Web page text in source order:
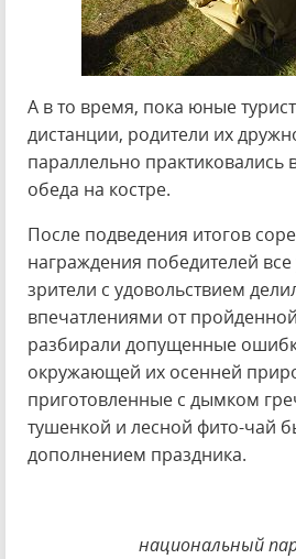
А в то время, пока юные
дистанции, родители их
параллельно практиковались
обеда на костре.
После подведения итогов
награждения победителей все
зрители с удовольствием
впечатлениями от
разбирали допущенные
окружающей их осенней
приготовленные с дымком
тушенкой и лесной фито-чай
дополнением праздника.
национальный